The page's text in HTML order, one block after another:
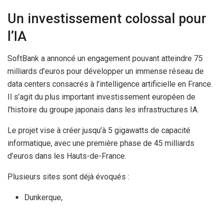
Un investissement colossal pour
l’IA
SoftBank a annoncé un engagement pouvant atteindre 75
milliards d’euros pour développer un immense réseau de
data centers consacrés à l’intelligence artificielle en France.
Il s’agit du plus important investissement européen de
l’histoire du groupe japonais dans les infrastructures IA.
Le projet vise à créer jusqu’à 5 gigawatts de capacité
informatique, avec une première phase de 45 milliards
d’euros dans les Hauts-de-France.
Plusieurs sites sont déjà évoqués :
Dunkerque,